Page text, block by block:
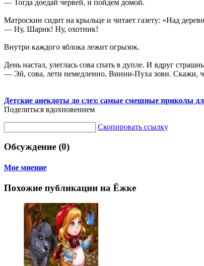
— Тогда доедай червей, и пойдем домой.
Матроскин сидит на крыльце и читает газету: «Над
— Ну, Шарик! Ну, охотник!
Внутри каждого яблока лежит огрызок.
День настал, улеглась сова спать в дупле. И вдруг
— Эй, сова, лети немедленно, Винни-Пуха зови. Скажи,
Детские анекдоты до слез: самые смешные приколы
Поделиться вдохновением
Скопировать ссылку
Обсуждение (0)
Мое мнение
Похожие публикации на Ёжке